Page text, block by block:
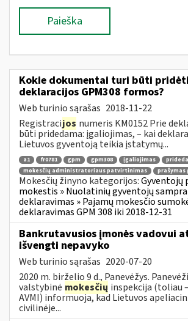
Paieška
Kokie dokumentai turi būti
deklaracijos GPM308 formos?
Web turinio sąrašas 2018-11-22
Registracijos numeris KM0152 Prie
būti pridedama: įgaliojimas, – kai
Lietuvos gyventoją teikia įstatymų...
a1 fr0781 gpm gpm308 įgaliojimas
mokesčių administratoriaus patvirtinimas
prašymas
Mokesčių žinyno kategorijos:Gyventojų
mokestis » Nuolatinių gyventojų
deklaravimas » Pajamų mokesčio
deklaravimas GPM 308 iki 2018-12-31
Bankrutavusios įmonės vadovui
išvengti nepavyko
Web turinio sąrašas 2020-07-20
2020 m. birželio 9 d., Panevėžys.
valstybinė mokesčių inspekcija (toliau
AVMI) informuoja, kad Lietuvos
civilinėje...